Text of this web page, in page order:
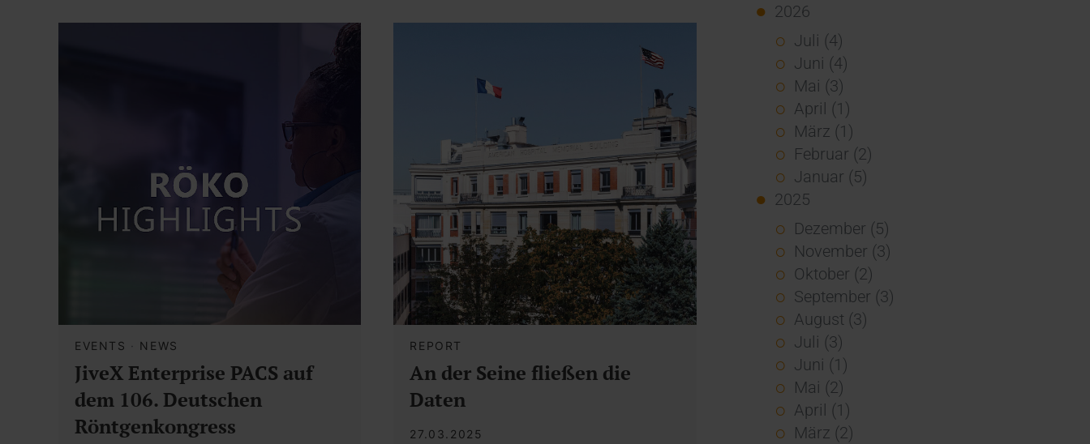
EVENTS · NEWS
JiveX Enterprise PACS auf
dem 106. Deutschen
Röntgenkongress
REPORT
An der Seine fließen die
Daten
27.03.2025
2026
Juli (4)
Juni (4)
Mai (3)
April (1)
März (1)
Februar (2)
Januar (5)
2025
Dezember (5)
November (3)
Oktober (2)
September (3)
August (3)
Juli (3)
Juni (1)
Mai (2)
April (1)
März (2)